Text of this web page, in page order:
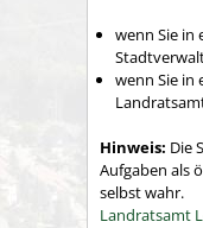
wenn Sie in
wenn Sie in
Hinweis: Die
Aufgaben als
selbst wahr.
Landratsamt